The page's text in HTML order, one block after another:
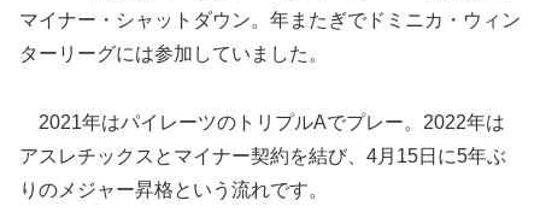
マイナー・シャットダウン。年またぎでドミニカ・ウィン
ターリーグには参加していました。
2021年はパイレーツのトリプルAでプレー。2022年は
アスレチックスとマイナー契約を結び、4月15日に5年ぶ
りのメジャー昇格という流れです。